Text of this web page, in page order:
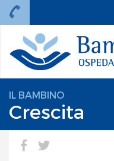
IL BAMBINO
Crescita